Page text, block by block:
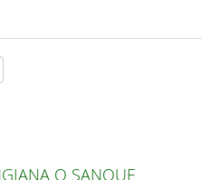
de la G a la Z
O SANQUE